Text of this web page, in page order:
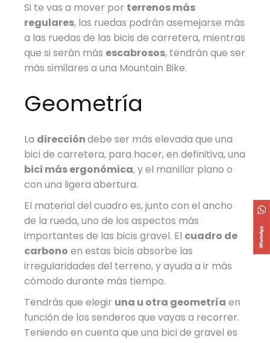
Si te vas a mover por terrenos más
regulares, las ruedas podrán asemejarse más
a las ruedas de las bicis de carretera, mientras
que si serán más escabrosos, tendrán que ser
más similares a una Mountain Bike.
Geometría
La direccióndebe ser más elevada que una
bici de carretera, para hacer, en definitiva, una
bici más ergonómica, y el manillar plano o
con una ligera abertura.
El material del cuadro es, junto con el ancho
de la rueda, uno de los aspectos más
importantes de las bicis gravel. El cuadro de
carbono en estas bicis absorbe las
irregularidades del terreno, y ayuda a ir más
cómodo durante más tiempo.
Tendrás que elegir una u otra geometría en
función de los senderos que vayas a recorrer.
Teniendo en cuenta que una bici de gravel es